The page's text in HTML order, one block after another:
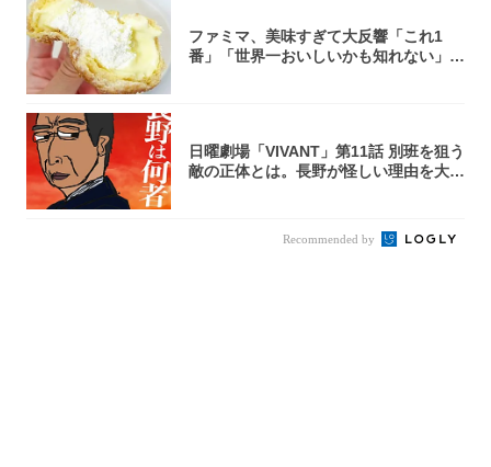
ファミマ、美味すぎて大反響「これ1
番」「世界一おいしいかも知れない」
日曜劇場「VIVANT」第11話 別班を狙う
敵の正体とは。長野が怪しい理由を大
Recommended by